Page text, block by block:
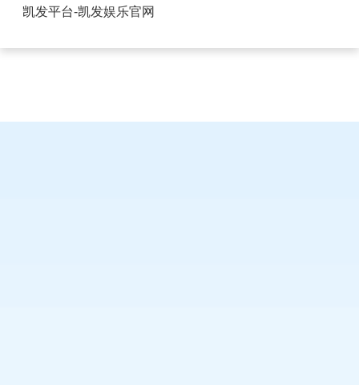
酒店USB插座没电-凯发平台
凯发平台-凯发娱乐官网